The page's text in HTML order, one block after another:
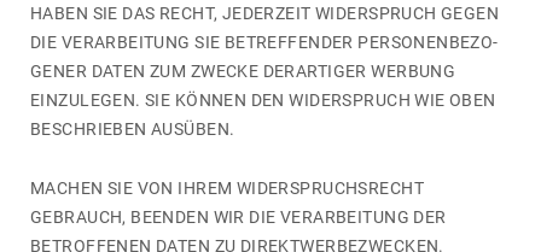
HABEN SIE DAS RECHT, JEDER­ZEIT WIDER­SPRUCH GEGEN
DIE VERAR­BEI­TUNG SIE BETREF­FENDER PERSO­NEN­BE­ZO­
GENER DATEN ZUM ZWECKE DERAR­TIGER WERBUNG
EINZU­LEGEN. SIE KÖNNEN DEN WIDER­SPRUCH WIE OBEN
BESCHRIEBEN AUSÜBEN.
MACHEN SIE VON IHREM WIDER­SPRUCHS­RECHT
GEBRAUCH, BEENDEN WIR DIE VERAR­BEI­TUNG DER
BETROF­FENEN DATEN ZU DIREKT­WER­BE­ZWE­CKEN.